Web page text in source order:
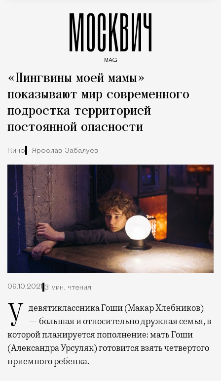
МОСКВИЧ
MAG
«Пингвины моей мамы»
показывают мир современного
подростка территорией
постоянной опасности
Кино Ярослав Забалуев
09.10.2021 3 мин. чтения
У девятиклассника Гоши (Макар Хлебников)
— большая и относительно дружная семья, в
которой планируется пополнение: мать Гоши
(Александра Урсуляк) готовится взять четвертого
приемного ребенка.